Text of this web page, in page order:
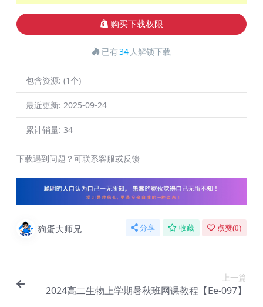
购买下载权限
已有34 人解锁下载
包含资源: (1个)
最近更新: 2025-09-24
累计销量: 34
下载遇到问题？可联系客服或反馈
狗蛋大师兄 分享 收藏 点赞(0)
上一篇
2024高二生物上学期暑秋班网课教程【Ee-097】